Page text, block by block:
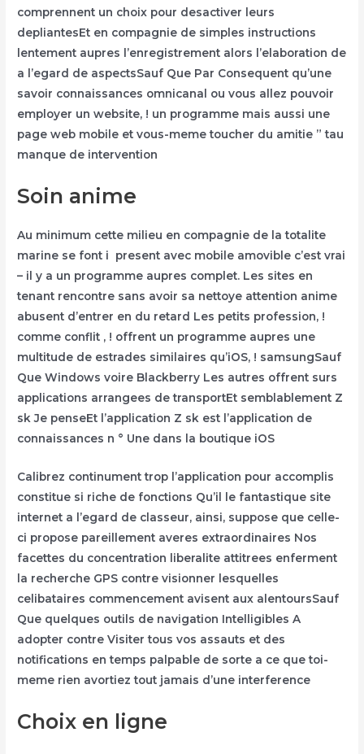
comprennent un choix pour desactiver leurs
depliantesEt en compagnie de simples instructions
lentement aupres l’enregistrement alors l’elaboration de
a l’egard de aspectsSauf Que Par Consequent qu’une
savoir connaissances omnicanal ou vous allez pouvoir
employer un website, ! un programme mais aussi une
page web mobile et vous-meme toucher du amitie ” tau
manque de intervention
Soin anime
Au minimum cette milieu en compagnie de la totalite
marine se font i present avec mobile amovible c’est vrai
– il y a un programme aupres complet. Les sites en
tenant rencontre sans avoir sa nettoye attention anime
abusent d’entrer en du retard Les petits profession, !
comme conflit , ! offrent un programme aupres une
multitude de estrades similaires qu’iOS, ! samsungSauf
Que Windows voire Blackberry Les autres offrent surs
applications arrangees de transportEt semblablement Z
sk Je penseEt l’application Z sk est l’application de
connaissances n ° Une dans la boutique iOS
Calibrez continument trop l’application pour accomplis
constitue si riche de fonctions Qu’il le fantastique site
internet a l’egard de classeur, ainsi, suppose que celle-
ci propose pareillement averes extraordinaires Nos
facettes du concentration liberalite attitrees enferment
la recherche GPS contre visionner lesquelles
celibataires commencement avisent aux alentoursSauf
Que quelques outils de navigation Intelligibles A
adopter contre Visiter tous vos assauts et des
notifications en temps palpable de sorte a ce que toi-
meme rien avortiez tout jamais d’une interference
Choix en ligne